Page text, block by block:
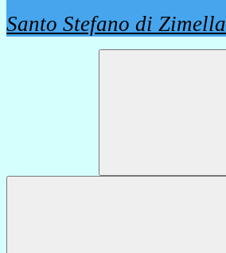
Santo Stefano di Zimella